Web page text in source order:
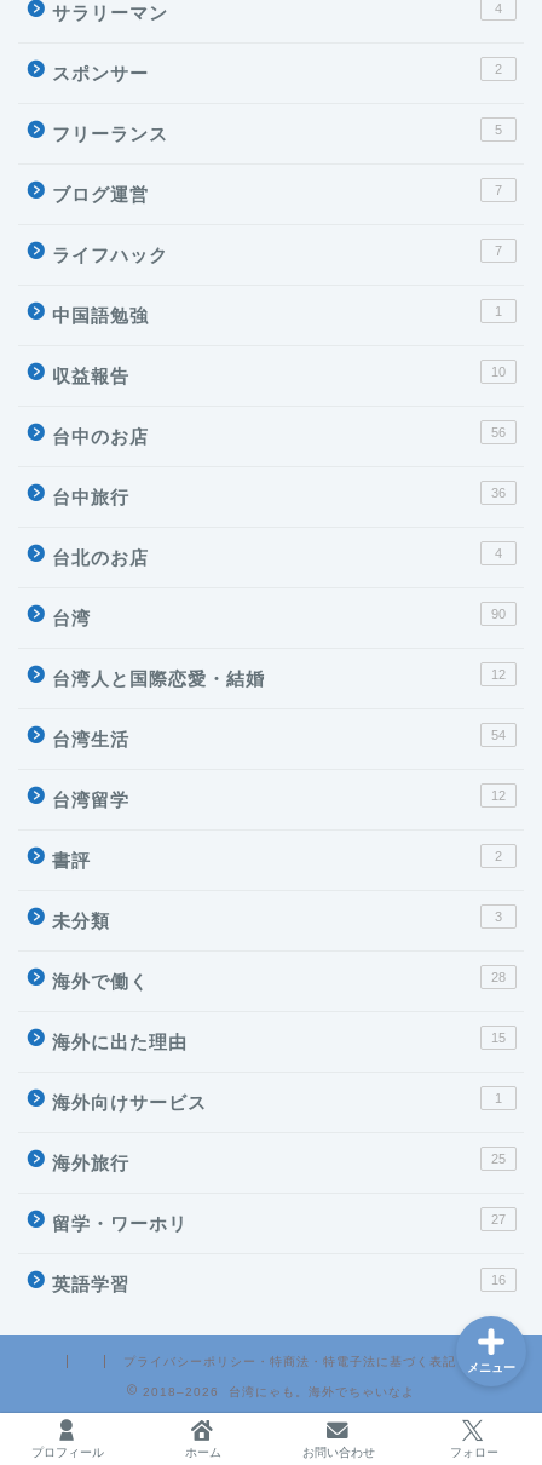
サラリーマン 4
スポンサー 2
フリーランス 5
ブログ運営 7
ライフハック 7
中国語勉強 1
収益報告 10
台中のお店 56
台中旅行 36
台北のお店 4
台湾 90
台湾人と国際恋愛・結婚 12
台湾生活 54
台湾留学 12
書評 2
未分類 3
海外で働く 28
海外に出た理由 15
海外向けサービス 1
海外旅行 25
留学・ワーホリ 27
英語学習 16
プライバシーポリシー・特商法・特電子法に基づく表記
2018–2026 台湾にゃも。海外でちゃいなよ
プロフィール ホーム お問い合わせ フォロー
メニュー